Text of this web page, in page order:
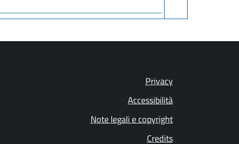
Privacy
Accessibilità
Note legali e copyright
Credits